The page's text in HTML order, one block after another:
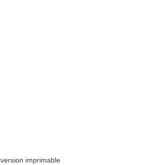
version imprimable